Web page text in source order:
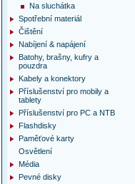
Na sluchátka
Spotřební materiál
Čištění
Nabíjení & napájení
Batohy, brašny, kufry a
pouzdra
Kabely a konektory
Příslušenství pro mobily a
tablety
Příslušenství pro PC a NTB
Flashdisky
Paměťové karty
Osvětlení
Média
Pevné disky